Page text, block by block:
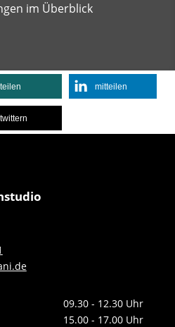
im Überblick
teilen mitteilen
twittern
09.30 - 12.30 Uhr
15.00 - 17.00 Uhr